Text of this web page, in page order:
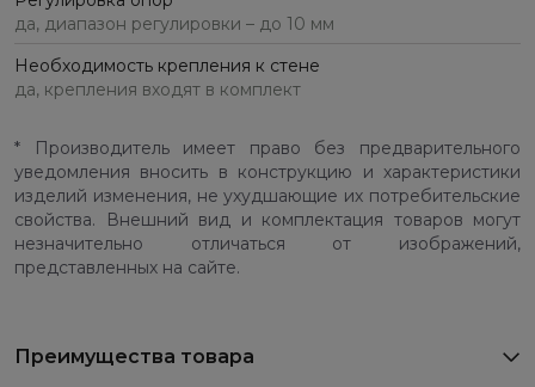
да, диапазон регулировки – до 10 мм
Необходимость крепления к стене
да, крепления входят в комплект
* Производитель имеет право без предварительного
уведомления вносить в конструкцию и характеристики
изделий изменения, не ухудшающие их потребительские
свойства. Внешний вид и комплектация товаров могут
незначительно отличаться от изображений,
представленных на сайте.
Преимущества товара